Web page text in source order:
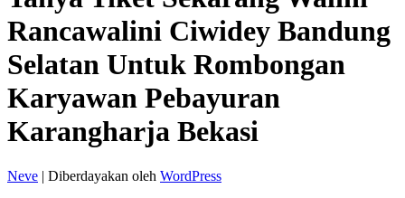
Rancawalini Ciwidey Bandung
Selatan Untuk Rombongan
Karyawan Pebayuran
Karangharja Bekasi
Neve | Diberdayakan oleh WordPress